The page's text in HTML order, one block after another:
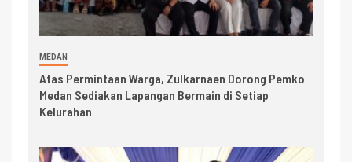
MEDAN
Atas Permintaan Warga, Zulkarnaen Dorong Pemko
Medan Sediakan Lapangan Bermain di Setiap
Kelurahan